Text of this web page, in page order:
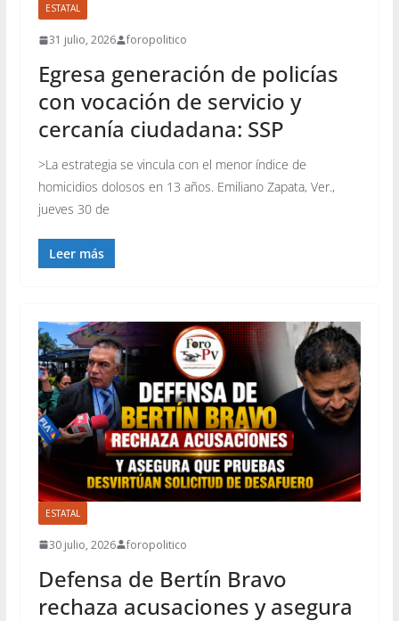
ESTATAL
31 julio, 2026 foropolitico
Egresa generación de policías
con vocación de servicio y
cercanía ciudadana: SSP
>La estrategia se vincula con el menor índice de
homicidios dolosos en 13 años. Emiliano Zapata, Ver.,
jueves 30 de
Leer más
ESTATAL
30 julio, 2026 foropolitico
Defensa de Bertín Bravo
rechaza acusaciones y asegura